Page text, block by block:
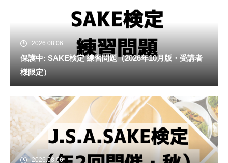
2026.08.06
保護中: SAKE検定 練習問題（2026年10月版・受講者
様限定）
2026.08.06